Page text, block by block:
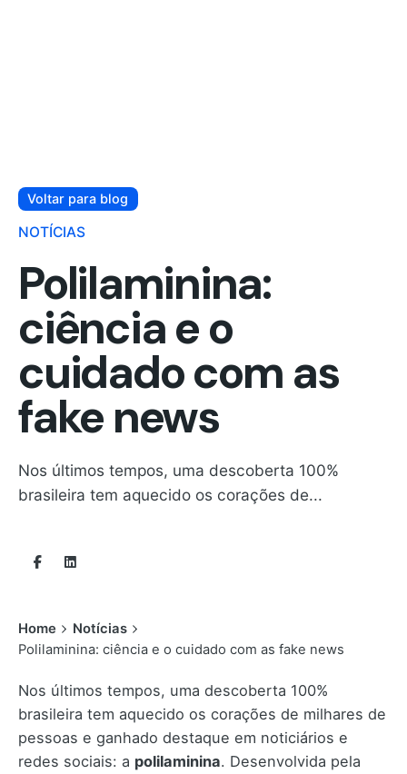
Voltar para blog
NOTÍCIAS
Polilaminina:
ciência e o
cuidado com as
fake news
Nos últimos tempos, uma descoberta 100%
brasileira tem aquecido os corações de...
Home
Notícias
Polilaminina: ciência e o cuidado com as fake news
Nos últimos tempos, uma descoberta 100%
brasileira tem aquecido os corações de milhares de
pessoas e ganhado destaque em noticiários e
redes sociais: a polilaminina. Desenvolvida pela